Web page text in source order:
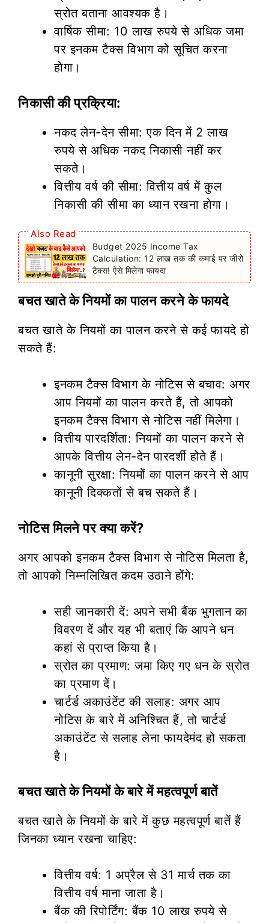
स्रोत बताना आवश्यक है।
वार्षिक सीमा: 10 लाख रुपये से अधिक जमा
पर इनकम टैक्स विभाग को सूचित करना
होगा।
निकासी की प्रक्रिया:
नकद लेन-देन सीमा: एक दिन में 2 लाख
रुपये से अधिक नकद निकासी नहीं कर
सकते।
वित्तीय वर्ष की सीमा: वित्तीय वर्ष में कुल
निकासी की सीमा का ध्यान रखना होगा।
Also Read
Budget 2025 Income Tax
Calculation: 12 लाख तक की कमाई पर जीरो
टैक्स! ऐसे मिलेगा फायदा
बचत खाते के नियमों का पालन करने के फायदे
बचत खाते के नियमों का पालन करने से कई फायदे हो
सकते हैं:
इनकम टैक्स विभाग के नोटिस से बचाव: अगर
आप नियमों का पालन करते हैं, तो आपको
इनकम टैक्स विभाग से नोटिस नहीं मिलेगा।
वित्तीय पारदर्शिता: नियमों का पालन करने से
आपके वित्तीय लेन-देन पारदर्शी होते हैं।
कानूनी सुरक्षा: नियमों का पालन करने से आप
कानूनी दिक्कतों से बच सकते हैं।
नोटिस मिलने पर क्या करें?
अगर आपको इनकम टैक्स विभाग से नोटिस मिलता है,
तो आपको निम्नलिखित कदम उठाने होंगे:
सही जानकारी दें: अपने सभी बैंक भुगतान का
विवरण दें और यह भी बताएं कि आपने धन
कहां से प्राप्त किया है।
स्रोत का प्रमाण: जमा किए गए धन के स्रोत
का प्रमाण दें।
चार्टर्ड अकाउंटेंट की सलाह: अगर आप
नोटिस के बारे में अनिश्चित हैं, तो चार्टर्ड
अकाउंटेंट से सलाह लेना फायदेमंद हो सकता
है।
बचत खाते के नियमों के बारे में महत्वपूर्ण बातें
बचत खाते के नियमों के बारे में कुछ महत्वपूर्ण बातें हैं
जिनका ध्यान रखना चाहिए:
वित्तीय वर्ष: 1 अप्रैल से 31 मार्च तक का
वित्तीय वर्ष माना जाता है।
बैंक की रिपोर्टिंग: बैंक 10 लाख रुपये से